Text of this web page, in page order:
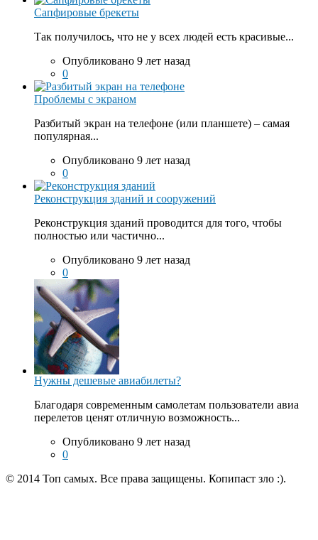
Сапфировые брекеты
Так получилось, что не у всех людей есть красивые...
Опубликовано 9 лет назад
0
Проблемы с экраном
Разбитый экран на телефоне (или планшете) – самая
популярная...
Опубликовано 9 лет назад
0
Реконструкция зданий и сооружений
Реконструкция зданий проводится для того, чтобы
полностью или частично...
Опубликовано 9 лет назад
0
Нужны дешевые авиабилеты?
Благодаря современным самолетам пользователи авиа
перелетов ценят отличную возможность...
Опубликовано 9 лет назад
0
© 2014 Топ самых. Все права защищены. Копипаст зло :).